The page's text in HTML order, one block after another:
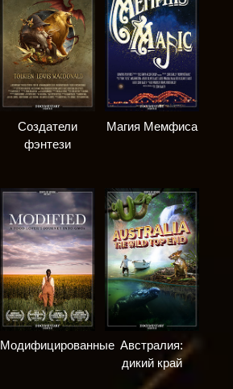
Создатели
фэнтези
Магия Мемфиса
Модифицированные Австралия:
дикий край